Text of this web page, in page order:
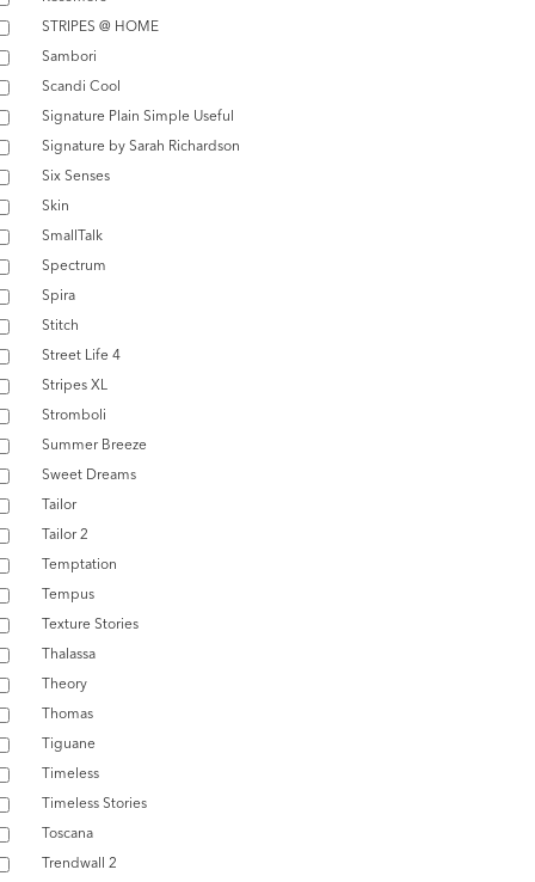
STRIPES @ HOME
Sambori
Scandi Cool
Signature Plain Simple Useful
Signature by Sarah Richardson
Six Senses
Skin
SmallTalk
Spectrum
Spira
Stitch
Street Life 4
Stripes XL
Stromboli
Summer Breeze
Sweet Dreams
Tailor
Tailor 2
Temptation
Tempus
Texture Stories
Thalassa
Theory
Thomas
Tiguane
Timeless
Timeless Stories
Toscana
Trendwall 2